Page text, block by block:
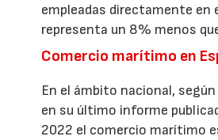
empleadas directamente en
representa un 8% menos
Comercio marítimo en
En el ámbito nacional,
en su último informe
2022 el comercio marítimo